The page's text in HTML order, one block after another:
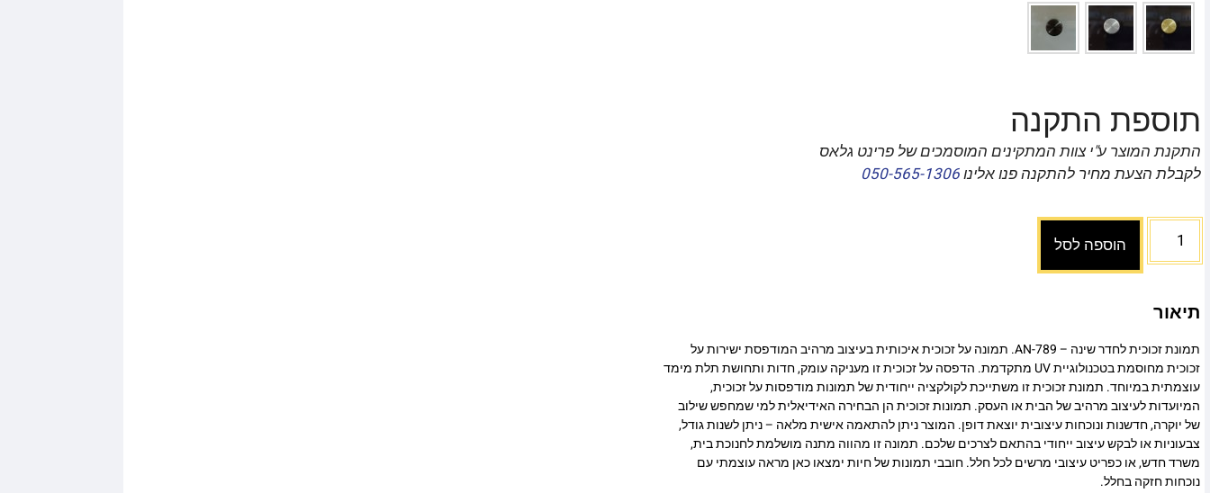
תוספת התקנה
התקנת המוצר ע"י צוות המתקינים המוסמכים של פרינט גלאס
לקבלת הצעת מחיר להתקנה פנו אלינו050-565-1306
הוספה לסל
תיאור
תמונת זכוכית לחדר שינה – AN-789. תמונה על זכוכית איכותית בעיצוב מרהיב המודפסת ישירות על
זכוכית מחוסמת בטכנולוגיית UV מתקדמת. הדפסה על זכוכית זו מעניקה עומק, חדות ותחושת תלת מימד
עוצמתית במיוחד. תמונת זכוכית זו משתייכת לקולקציה ייחודית של תמונות מודפסות על זכוכית,
המיועדות לעיצוב מרהיב של הבית או העסק. תמונות זכוכית הן הבחירה האידיאלית למי שמחפש שילוב
של יוקרה, חדשנות ונוכחות עיצובית יוצאת דופן. המוצר ניתן להתאמה אישית מלאה – ניתן לשנות גודל,
צבעוניות או לבקש עיצוב ייחודי בהתאם לצרכים שלכם. תמונה זו מהווה מתנה מושלמת לחנוכת בית,
משרד חדש, או כפריט עיצובי מרשים לכל חלל. חובבי תמונות של חיות ימצאו כאן מראה עוצמתי עם
נוכחות חזקה בחלל.